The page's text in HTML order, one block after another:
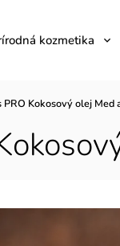
kozmetika
PRO Kokosový olej Med